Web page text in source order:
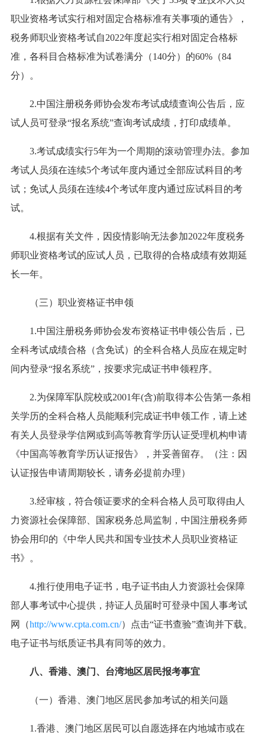
职业资格考试实行相对固定合格标准有关事项的通告》，
税务师职业资格考试自2022年度起实行相对固定合格标
准，各科目合格标准为试卷满分（140分）的60%（84
分）。
2.中国注册税务师协会发布考试成绩查询公告后，应
试人员可登录“报名系统”查询考试成绩，打印成绩单。
3.考试成绩实行5年为一个周期的滚动管理办法。参加
考试人员须在连续5个考试年度内通过全部应试科目的考
试；免试人员须在连续4个考试年度内通过应试科目的考
试。
4.根据有关文件，因疫情影响无法参加2022年度税务
师职业资格考试的应试人员，已取得的合格成绩有效期延
长一年。
（三）职业资格证书申领
1.中国注册税务师协会发布资格证书申领公告后，已
全科考试成绩合格（含免试）的全科合格人员应在规定时
间内登录“报名系统”，按要求完成证书申领程序。
2.为保障军队院校或2001年(含)前取得本公告第一条相
关学历的全科合格人员能顺利完成证书申领工作，请上述
有关人员登录学信网或到高等教育学历认证受理机构申请
《中国高等教育学历认证报告》，并妥善留存。（注：因
认证报告申请周期较长，请务必提前办理）
3.经审核，符合领证要求的全科合格人员可取得由人
力资源社会保障部、国家税务总局监制，中国注册税务师
协会用印的《中华人民共和国专业技术人员职业资格证
书》。
4.推行使用电子证书，电子证书由人力资源社会保障
部人事考试中心提供，持证人员届时可登录中国人事考试
网（http://www.cpta.com.cn/）点击“证书查验”查询并下载。
电子证书与纸质证书具有同等的效力。
八、香港、澳门、台湾地区居民报考事宜
（一）香港、澳门地区居民参加考试的相关问题
1.香港、澳门地区居民可以自愿选择在内地城市或在